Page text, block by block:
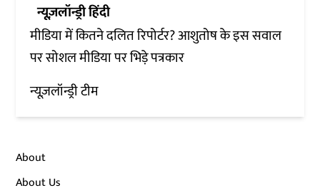
न्यूज़लॉन्ड्री हिंदी
मीडिया में कितने दलित रिपोर्टर? आशुतोष के इस सवाल
पर सोशल मीडिया पर भिड़े पत्रकार
न्यूज़लॉन्ड्री टीम
About
About Us